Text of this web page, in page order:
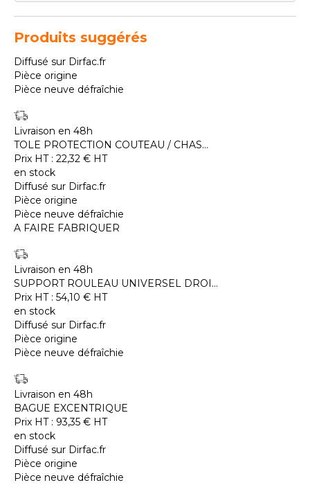
Produits suggérés
Diffusé sur Dirfac.fr
Pièce origine
Pièce neuve défraîchie
Livraison en 48h
TOLE PROTECTION COUTEAU / CHAS...
Prix HT : 22,32 € HT
en stock
Diffusé sur Dirfac.fr
Pièce origine
Pièce neuve défraîchie
A FAIRE FABRIQUER
Livraison en 48h
SUPPORT ROULEAU UNIVERSEL DROI...
Prix HT : 54,10 € HT
en stock
Diffusé sur Dirfac.fr
Pièce origine
Pièce neuve défraîchie
Livraison en 48h
BAGUE EXCENTRIQUE
Prix HT : 93,35 € HT
en stock
Diffusé sur Dirfac.fr
Pièce origine
Pièce neuve défraîchie